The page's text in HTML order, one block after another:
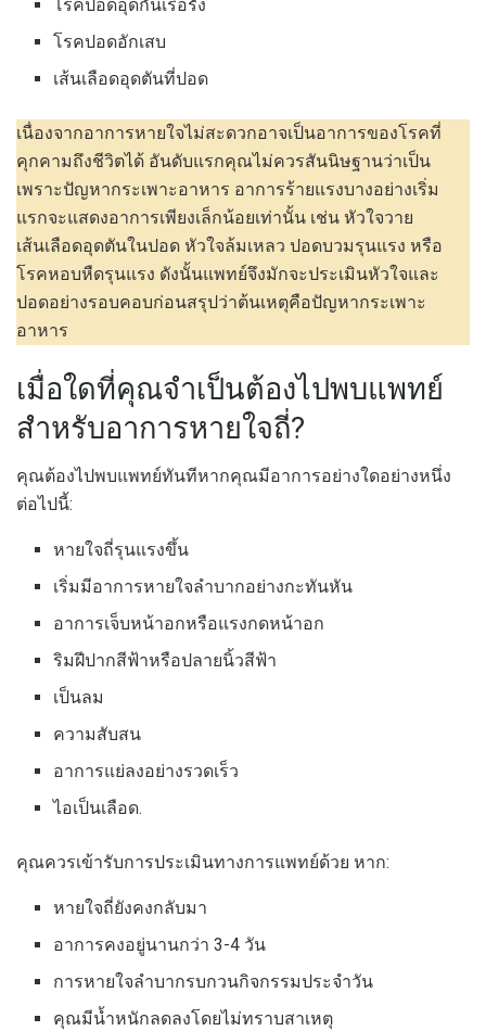
โรคปอดอุดกั้นเรื้อรัง
โรคปอดอักเสบ
เส้นเลือดอุดตันที่ปอด
เนื่องจากอาการหายใจไม่สะดวกอาจเป็นอาการของโรคที่
คุกคามถึงชีวิตได้ อันดับแรกคุณไม่ควรสันนิษฐานว่าเป็น
เพราะปัญหากระเพาะอาหาร อาการร้ายแรงบางอย่างเริ่ม
แรกจะแสดงอาการเพียงเล็กน้อยเท่านั้น เช่น หัวใจวาย
เส้นเลือดอุดตันในปอด หัวใจล้มเหลว ปอดบวมรุนแรง หรือ
โรคหอบหืดรุนแรง ดังนั้นแพทย์จึงมักจะประเมินหัวใจและ
ปอดอย่างรอบคอบก่อนสรุปว่าต้นเหตุคือปัญหากระเพาะ
อาหาร
เมื่อใดที่คุณจำเป็นต้องไปพบแพทย์
สำหรับอาการหายใจถี่?
คุณต้องไปพบแพทย์ทันทีหากคุณมีอาการอย่างใดอย่างหนึ่ง
ต่อไปนี้:
หายใจถี่รุนแรงขึ้น
เริ่มมีอาการหายใจลำบากอย่างกะทันหัน
อาการเจ็บหน้าอกหรือแรงกดหน้าอก
ริมฝีปากสีฟ้าหรือปลายนิ้วสีฟ้า
เป็นลม
ความสับสน
อาการแย่ลงอย่างรวดเร็ว
ไอเป็นเลือด.
คุณควรเข้ารับการประเมินทางการแพทย์ด้วย หาก:
หายใจถี่ยังคงกลับมา
อาการคงอยู่นานกว่า 3-4 วัน
การหายใจลำบากรบกวนกิจกรรมประจำวัน
คุณมีน้ำหนักลดลงโดยไม่ทราบสาเหตุ